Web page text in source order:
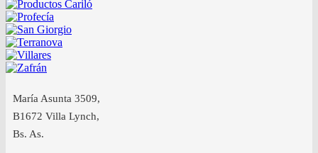
María Asunta 3509,
B1672 Villa Lynch,
Bs. As.